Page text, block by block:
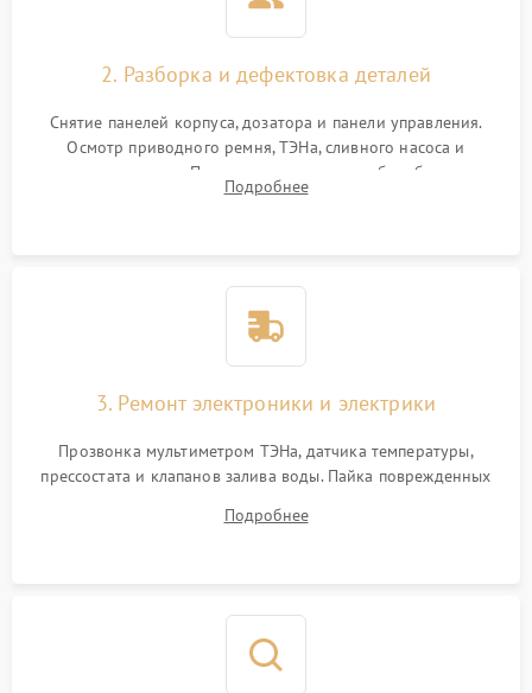
2. Разборка и дефектовка деталей
Снятие панелей корпуса, дозатора и панели управления.
Осмотр приводного ремня, ТЭНа, сливного насоса и
амортизаторов. Проверка подшипников барабана и
крестовины на износ, а манжеты люка на разрывы.
Подробнее
3. Ремонт электроники и электрики
Прозвонка мультиметром ТЭНа, датчика температуры,
прессостата и клапанов залива воды. Пайка поврежденных
Восстановление целостности проводки и контактов.
Подробнее